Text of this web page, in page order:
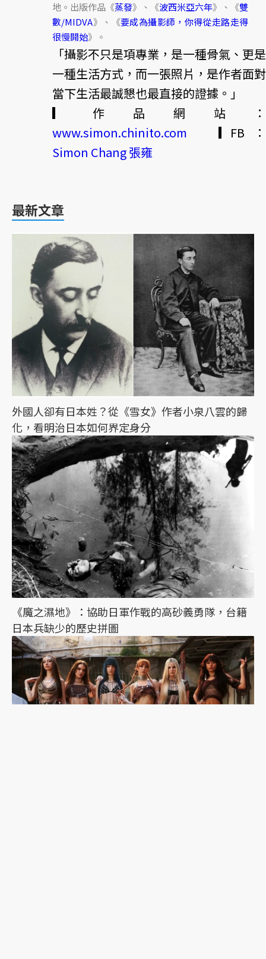
地。出版作品《蒸發》、《波西米亞六年》、《雙
數/MIDVA》、《要成為攝影師，你得從走路走得
很慢開始》。
「攝影不只是項專業，是一種骨氣、更是
一種生活方式，而一張照片，是作者面對
當下生活最誠懇也最直接的證據。」
▎作品網站：
www.simon.chinito.com ▎FB：
Simon Chang 張雍
最新文章
外國人卻有日本姓？從《雪女》作者小泉八雲的歸
化，看明治日本如何界定身分
《魔之濕地》：協助日軍作戰的高砂義勇隊，台籍
日本兵缺少的歷史拼圖